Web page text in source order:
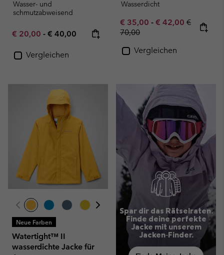
Wasser- und
schmutzabweisend
Minimum sale price:
€ 20,00 - Maximum price:
€ 40,00
Vergleichen
Wasserdicht
Minimum sale price:
€ 35,00 - Maximum sale
€ 42,00 Regular
€
70,00
Vergleichen
Neue Farben
Watertight™ II
wasserdichte Jacke für
Spar dir das Rätselraten.
Finde deine perfekte
Jacke mit unserem
Jacken‑Finder.